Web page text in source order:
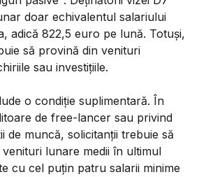
doar echivalentul salariului
adică 822,5 euro pe lună. Totuşi,
să provină din venituri
sau investiţiile.
o condiţie suplimentară. În
de free-lancer sau privind
de muncă, solicitanţii trebuie să
lunare medii în ultimul
cu cel puţin patru salarii minime